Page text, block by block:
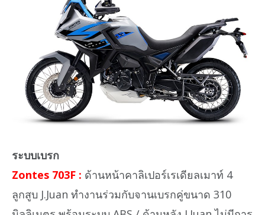
ระบบเบรก
Zontes 703F : ด้านหน้าคาลิเปอร์เรเดียลเมาท์ 4
ลูกสูบ J.Juan ทำงานร่วมกับจานเบรกคู่ขนาด 310